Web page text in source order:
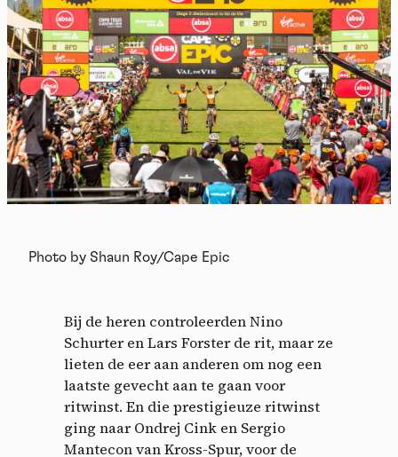
Photo by Shaun Roy/Cape Epic
Bij de heren controleerden Nino
Schurter en Lars Forster de rit, maar ze
lieten de eer aan anderen om nog een
laatste gevecht aan te gaan voor
ritwinst. En die prestigieuze ritwinst
ging naar Ondrej Cink en Sergio
Mantecon van Kross-Spur, voor de